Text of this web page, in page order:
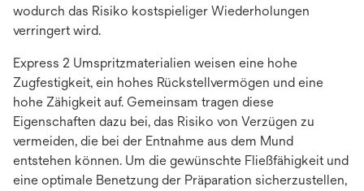
wodurch das Risiko kostspieliger Wiederholungen
verringert wird.
Express 2 Umspritzmaterialien weisen eine hohe
Zugfestigkeit, ein hohes Rückstellvermögen und eine
hohe Zähigkeit auf. Gemeinsam tragen diese
Eigenschaften dazu bei, das Risiko von Verzügen zu
vermeiden, die bei der Entnahme aus dem Mund
entstehen können. Um die gewünschte Fließfähigkeit und
eine optimale Benetzung der Präparation sicherzustellen,